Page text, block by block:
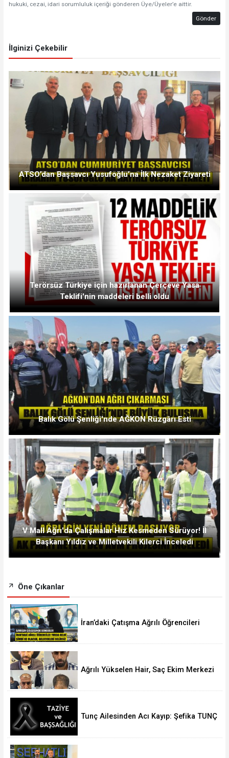
hukuki, cezai, idari sorumluluk içeriği gönderen Üye/Üyeler’e aittir.
Gönder
İlginizi Çekebilir
ATSO’dan Başsavcı Yusufoğlu’na İlk Nezaket Ziyareti
Terörsüz Türkiye için hazırlanan Çerçeve Yasa
Teklifi'nin maddeleri belli oldu
Balık Gölü Şenliği'nde AĞKON Rüzgârı Esti
V Mall Ağrı'da Çalışmalar Hız Kesmeden Sürüyor! İl
Başkanı Yıldız ve Milletvekili Kilerci İnceledi
Öne Çıkanlar
İran’daki Çatışma Ağrılı Öğrencileri
Ağrılı Yükselen Hair, Saç Ekim Merkezi
Tunç Ailesinden Acı Kayıp: Şefika TUNÇ